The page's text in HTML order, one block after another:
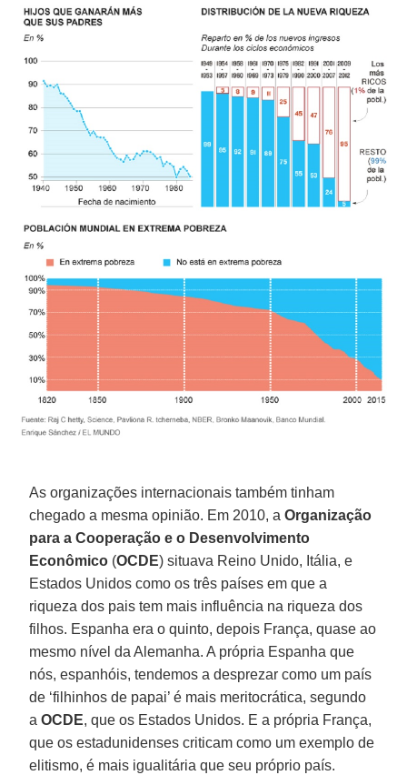
As organizações internacionais também tinham
chegado a mesma opinião. Em 2010, a Organização
para a Cooperação e o Desenvolvimento
Econômico (OCDE) situava Reino Unido, Itália, e
Estados Unidos como os três países em que a
riqueza dos pais tem mais influência na riqueza dos
filhos. Espanha era o quinto, depois França, quase ao
mesmo nível da Alemanha. A própria Espanha que
nós, espanhóis, tendemos a desprezar como um país
de ‘filhinhos de papai’ é mais meritocrática, segundo
aOCDE, que os Estados Unidos. E a própria França,
que os estadunidenses criticam como um exemplo de
elitismo, é mais igualitária que seu próprio país.